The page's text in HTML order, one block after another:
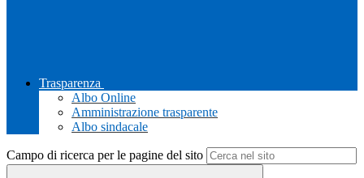
Trasparenza
Albo Online
Amministrazione trasparente
Albo sindacale
Campo di ricerca per le pagine del sito